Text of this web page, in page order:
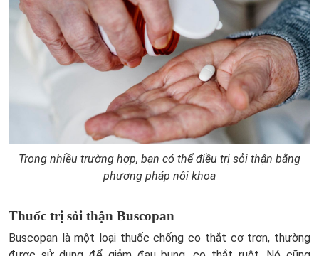
Trong nhiều trường hợp, bạn có thể điều trị sỏi thận bằng
phương pháp nội khoa
Thuốc trị sỏi thận Buscopan
Buscopan là một loại thuốc chống co thắt cơ trơn, thường